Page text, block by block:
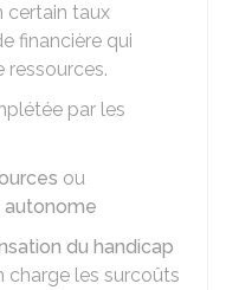
certain taux
financière qui
ressources.
par les
ou
autonome
du handicap
charge les surcoûts